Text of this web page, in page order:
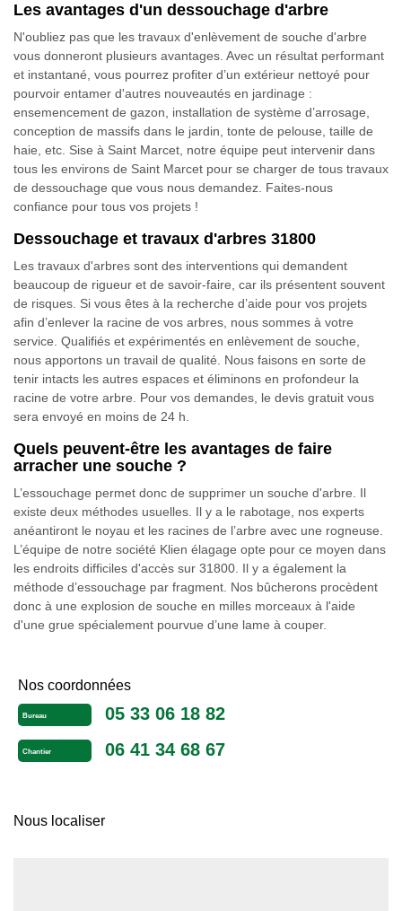
Les avantages d'un dessouchage d'arbre
N'oubliez pas que les travaux d'enlèvement de souche d'arbre
vous donneront plusieurs avantages. Avec un résultat performant
et instantané, vous pourrez profiter d’un extérieur nettoyé pour
pourvoir entamer d'autres nouveautés en jardinage :
ensemencement de gazon, installation de système d’arrosage,
conception de massifs dans le jardin, tonte de pelouse, taille de
haie, etc. Sise à Saint Marcet, notre équipe peut intervenir dans
tous les environs de Saint Marcet pour se charger de tous travaux
de dessouchage que vous nous demandez. Faites-nous
confiance pour tous vos projets !
Dessouchage et travaux d'arbres 31800
Les travaux d'arbres sont des interventions qui demandent
beaucoup de rigueur et de savoir-faire, car ils présentent souvent
de risques. Si vous êtes à la recherche d’aide pour vos projets
afin d’enlever la racine de vos arbres, nous sommes à votre
service. Qualifiés et expérimentés en enlèvement de souche,
nous apportons un travail de qualité. Nous faisons en sorte de
tenir intacts les autres espaces et éliminons en profondeur la
racine de votre arbre. Pour vos demandes, le devis gratuit vous
sera envoyé en moins de 24 h.
Quels peuvent-être les avantages de faire
arracher une souche ?
L’essouchage permet donc de supprimer un souche d'arbre. Il
existe deux méthodes usuelles. Il y a le rabotage, nos experts
anéantiront le noyau et les racines de l’arbre avec une rogneuse.
L’équipe de notre société Klien élagage opte pour ce moyen dans
les endroits difficiles d'accès sur 31800. Il y a également la
méthode d’essouchage par fragment. Nos bûcherons procèdent
donc à une explosion de souche en milles morceaux à l'aide
d'une grue spécialement pourvue d’une lame à couper.
Nos coordonnées
Bureau 05 33 06 18 82
Chantier 06 41 34 68 67
Nous localiser